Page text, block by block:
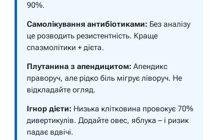
90%.
Самолікування антибіотиками: Без аналізу
це розводить резистентність. Краще
спазмолітики + дієта.
Плутанина з апендицитом: Апендикс
праворуч, але рідко біль мігрує ліворуч. Не
відкладайте огляд.
Ігнор дієти: Низька клітковина провокує 70%
дивертикулів. Додайте овес, яблука – і ризик
падає вдвічі.